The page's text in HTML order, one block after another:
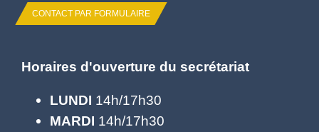
CONTACT PAR FORMULAIRE
Horaires d'ouverture du secrétariat
LUNDI 14h/17h30
MARDI 14h/17h30